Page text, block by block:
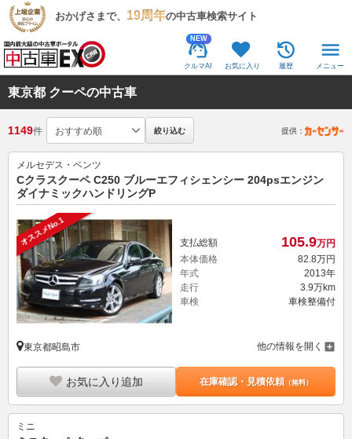
おかげさまで、 19周年の中古車検索サイト
NEW
クルマAI お気に入り 履歴 メニュー
東京都 クーペの中古車
1149件 絞り込む 提供：
メルセデス・ベンツ
Cクラスクーペ C250 ブルーエフィシェンシー 204psエンジン
ダイナミックハンドリングP
オススメNo.1 支払総額 105.9万円
本体価格
82.8万円
年式
2013年
走行
3.9万km
車検
車検整備付
東京都昭島市 他の情報を開く
お気に入り追加 在庫確認・見積依頼（無料）
ミニ